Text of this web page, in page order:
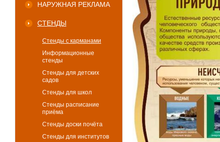
НАРУЖНАЯ РЕКЛАМА
СТЕНДЫ
Стенды с карманами
Информационные
стенды
Стенды для детских
садов
Стенды для школ
Стенды расписание
приёма
Стенды доски почёта
Стенды для институтов